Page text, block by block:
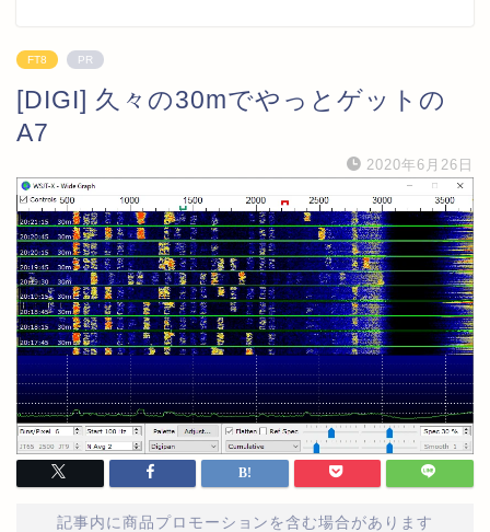
FT8 PR
[DIGI] 久々の30mでやっとゲットの
A7
2020年6月26日
記事内に商品プロモーションを含む場合があります